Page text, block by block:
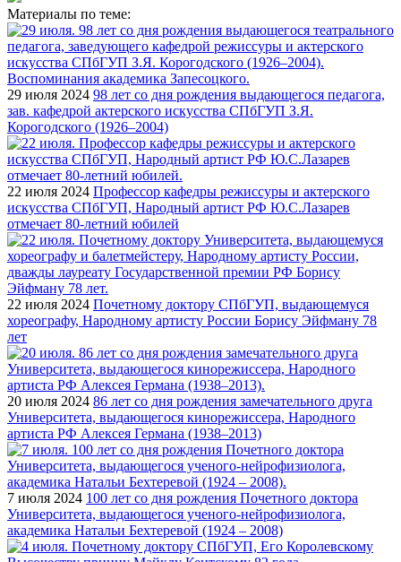
Материалы по теме:
29 июля 2024 98 лет со дня рождения выдающегося педагога,
зав. кафедрой актерского искусства СПбГУП З.Я.
Корогодского (1926–2004)
22 июля 2024 Профессор кафедры режиссуры и актерского
искусства СПбГУП, Народный артист РФ Ю.С.Лазарев
отмечает 80-летний юбилей
22 июля 2024 Почетному доктору СПбГУП, выдающемуся
хореографу, Народному артисту России Борису Эйфману 78
лет
20 июля 2024 86 лет со дня рождения замечательного друга
Университета, выдающегося кинорежиссера, Народного
артиста РФ Алексея Германа (1938–2013)
7 июля 2024 100 лет со дня рождения Почетного доктора
Университета, выдающегося ученого-нейрофизиолога,
академика Натальи Бехтеревой (1924 – 2008)